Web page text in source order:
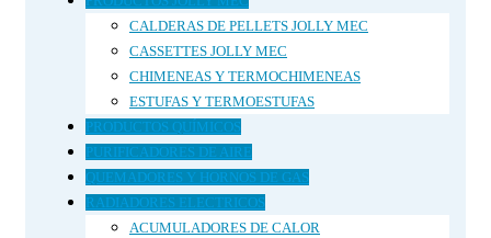
CALDERAS DE PELLETS JOLLY MEC
CASSETTES JOLLY MEC
CHIMENEAS Y TERMOCHIMENEAS
ESTUFAS Y TERMOESTUFAS
PRODUCTOS QUÍMICOS
PURIFICADORES DE AIRE
QUEMADORES Y HORNOS DE GAS
RADIADORES ELECTRICOS
ACUMULADORES DE CALOR